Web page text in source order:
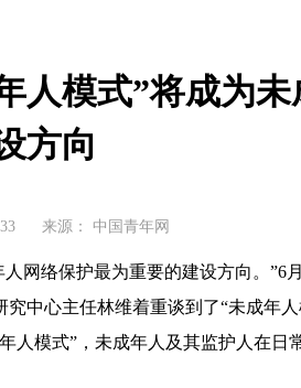
人模式”将成为
方向
来源： 中国青年网
络保护最为重要的建设方向。”6
中心主任林维着重谈到了“未成年
人模式”，未成年人及其监护人在日